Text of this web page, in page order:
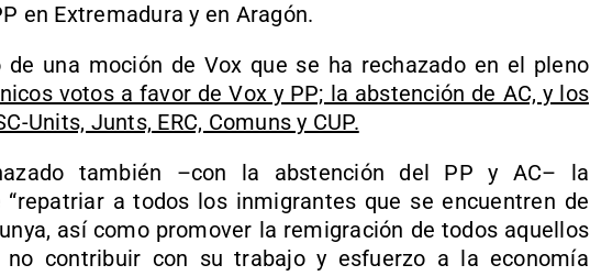
en Extremadura y en Aragón.
una moción de Vox que se ha rechazado en el pleno
votos a favor de Vox y PP; la abstención de AC, y los
Units, Junts, ERC, Comuns y CUP.
también –con la abstención del PP y AC– la
a todos los inmigrantes que se encuentren de
así como promover la remigración de todos aquellos
no contribuir con su trabajo y esfuerzo a la economía